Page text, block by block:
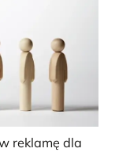
reklamę dla